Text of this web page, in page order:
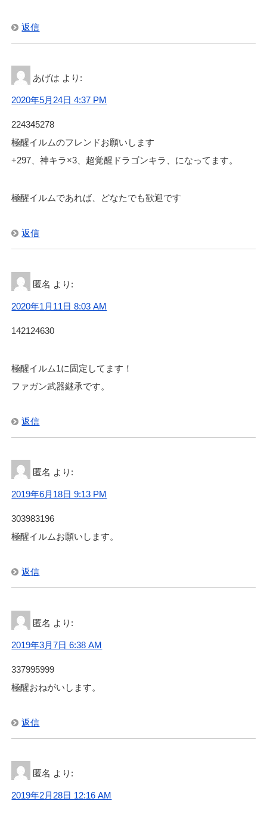
返信
あげは より:
2020年5月24日 4:37 PM
224345278
極醒イルムのフレンドお願いします
+297、神キラ×3、超覚醒ドラゴンキラ、になってます。
極醒イルムであれば、どなたでも歓迎です
返信
匿名 より:
2020年1月11日 8:03 AM
142124630
極醒イルム1に固定してます！
ファガン武器継承です。
返信
匿名 より:
2019年6月18日 9:13 PM
303983196
極醒イルムお願いします。
返信
匿名 より:
2019年3月7日 6:38 AM
337995999
極醒おねがいします。
返信
匿名 より:
2019年2月28日 12:16 AM